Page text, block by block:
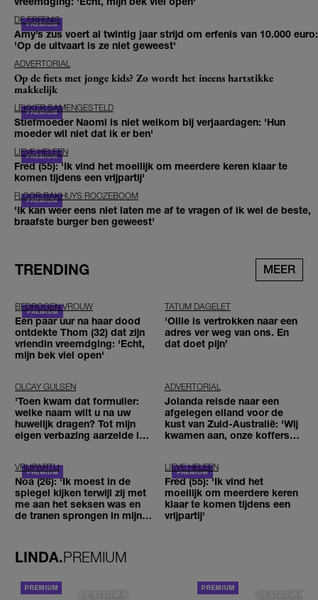
DE ERFENIS
Amy’s zus voert al twintig jaar strijd om erfenis van 10.000 euro:
'Op de uitvaart is ze niet geweest'
ADVERTORIAL
Op de fiets met jonge kids? Zo wordt het ineens hartstikke
makkelijk
LEKKER SAMENGESTELD
Stiefmoeder Naomi is niet welkom bij verjaardagen: 'Hun
moeder wil niet dat ik er ben'
LIEVE HELEEN
Fred (55): 'Ik vind het moeilijk om meerdere keren klaar te
komen tijdens een vrijpartij'
FLOOR BAKHUYS ROOZEBOOM
'Ik kan weer eens niet laten me af te vragen of ik wel de beste,
braafste burger ben geweest'
TRENDING MEER
BEDROGEN VROUW
Een paar uur na haar dood
ontdekte Thom (32) dat zijn
vriendin vreemdging: 'Echt,
mijn bek viel open'
TATUM DAGELET
'Ollie is vertrokken naar een
adres ver weg van ons. En
dat doet pijn’
OLCAY GULSEN
'Toen kwam dat formulier:
welke naam wilt u na uw
huwelijk dragen? Tot mijn
eigen verbazing aarzelde ik
ADVERTORIAL
Jolanda reisde naar een
afgelegen eiland voor de
kust van Zuid-Australië: 'Wij
kwamen aan, onze koffers
VRIJPARTIJ
Noa (26): 'Ik moest in de
spiegel kijken terwijl zij met
me aan het seksen was en
de tranen sprongen in mijn
LIEVE HELEEN
Fred (55): 'Ik vind het
moeilijk om meerdere keren
klaar te komen tijdens een
vrijpartij'
LINDA.PREMIUM
DE STAD VAN DE STAD VAN